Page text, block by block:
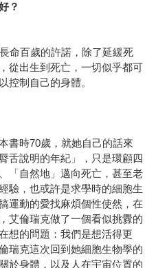
？
命百歲的許諾，除了延緩死
從出生到死亡，一切似乎都可
控制自己的身體。
書時70歲，就她自己的話來
舌說明的年紀」，只是環顧四
「自然地」邁向死亡，甚至老
驗，也或許是求學時的細胞生
運動的愛找麻煩個性使然，在
艾倫瑞克做了一個看似挑釁的
想的問題：我們是想活得更
瑞克這次回到她細胞生物學的
於身體，以及人在宇宙位置的